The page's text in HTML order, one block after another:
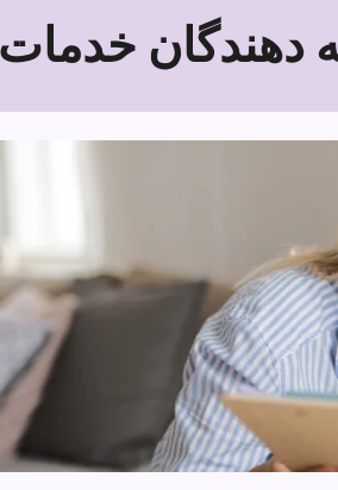
دهندگان خدمات